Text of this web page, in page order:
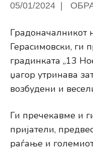
05/01/2024
Градоначалникот
Герасимовски, ги
градинката „13
џагор утринава
возбудени и
Ги пречекавме и
пријатели,
раѓање и